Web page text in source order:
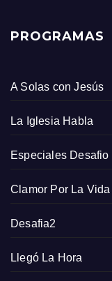
PROGRAMAS
A Solas con Jesús
La Iglesia Habla
Especiales Desafio
Clamor Por La Vida
Desafia2
Llegó La Hora